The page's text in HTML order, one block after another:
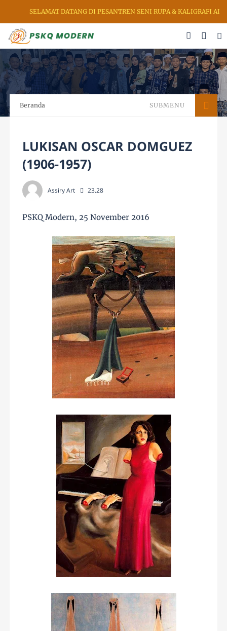
DATANG DI PESANTREN SENI RUPA & KALIGRAFI AL QURAN (PSKQ
Beranda SUBMENU
LUKISAN OSCAR DOMGUEZ
(1906-1957)
Assiry Art 23.28
PSKQ Modern, 25 November 2016